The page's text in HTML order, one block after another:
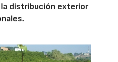
distribución exterior